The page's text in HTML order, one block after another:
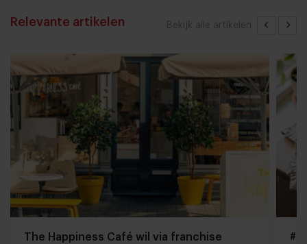
Bekijk alle artikelen
Relevante artikelen
The Happiness Café wil via franchise